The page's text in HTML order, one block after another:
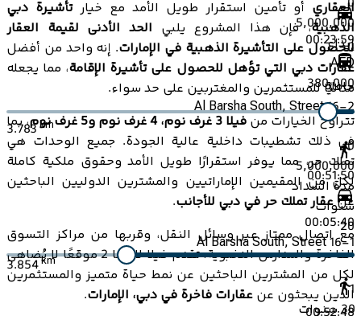
العقاري أو تأمين استقرار طويل الأمد مع خيارتأشيرة دبي
الذهبية، فإن هذا المشروع يلبي الحد الأدنى لقيمة العقار
للحصول على التأشيرة الذهبية في الإمارات. إنه واحد من أفضل
عقارات دبي التي تؤهل للحصول على تأشيرة الإقامة، مما يجعله
مثاليًا للمستثمرين والمغتربين على حد سواء.
تتراوح الخيارات من فيلا 3 غرف نوم، 4 غرف نوم و5 غرف نوم
، بما
في ذلك تشطيبات داخلية عالية الجودة. جميع الوحدات هي
تملك حر، مما يوفر استقرارًا طويل الأمد وحقوق ملكية كاملة
لكل من المقيمين الإماراتيين والمشترين الدوليين الباحثين
عنعقار تملك حر في دبي للأجانب.
مع اتصال ممتاز عبر وسائل النقل، وقربها من مراكز التسوق
الفاخرة والمدارس النخبوية، تقدم فيلا لانتانا 2 موقعًا لا يُضاهى
لكل من المشترين الباحثين عن نمط حياة متميز والمستثمرين
الذين يبحثون عن عقارات فاخرة في دبي، الإمارات.
00:23:59
حافلة
Al Barsha South, Street 16-2
3.783km
00:51:50
00:05:40
Al Barsha South, Street 16-1
3.854km
5,000,000
إيداع
AED
380,000
0
5,000,000
مدة السداد
سنوات
20
1
30 سنوات